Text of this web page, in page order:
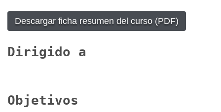
Descargar ficha resumen del curso (PDF)
Dirigido a
Objetivos